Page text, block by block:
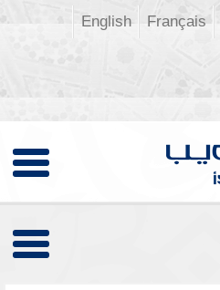
Français
English